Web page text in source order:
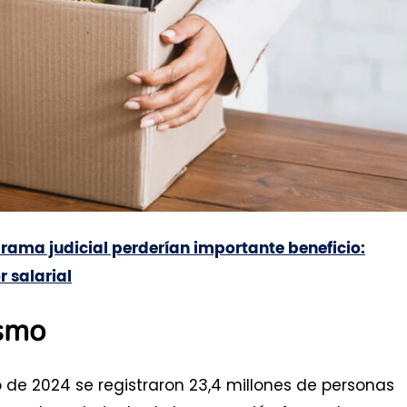
rama judicial perderían importante beneficio:
salarial
2024 se registraron 23,4 millones de personas